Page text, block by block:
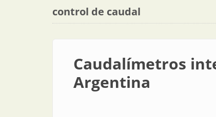
control de caudal
Caudalímetros
Argentina